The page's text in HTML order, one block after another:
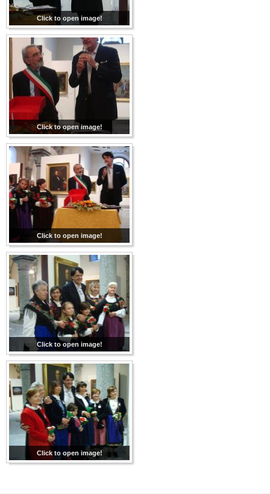
Click to open image!
Click to open image!
Click to open image!
Click to open image!
Click to open image!